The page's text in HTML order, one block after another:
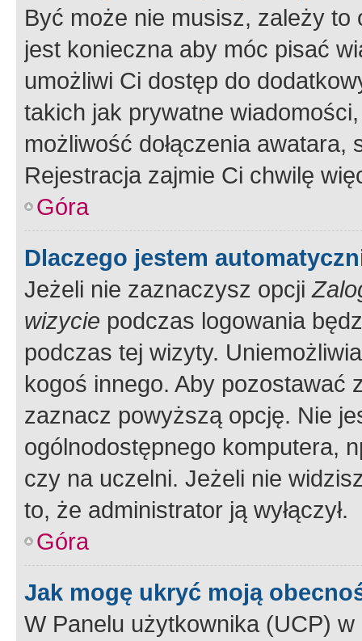
Być może nie musisz, zależy
jest konieczna aby móc pisać
umożliwi Ci dostęp do
takich jak prywatne
możliwość dołączenia
Rejestracja zajmie Ci chwilę
Góra
Dlaczego jestem
Jeżeli nie zaznaczysz opcji
wizycie podczas logowania
podczas tej wizyty.
kogoś innego. Aby pozostawać
zaznacz powyższą opcję. Nie
ogólnodostępnego komputera,
czy na uczelni. Jeżeli nie
to, że administrator ją wyłączył.
Góra
Jak mogę ukryć moją
W Panelu użytkownika (UCP) w